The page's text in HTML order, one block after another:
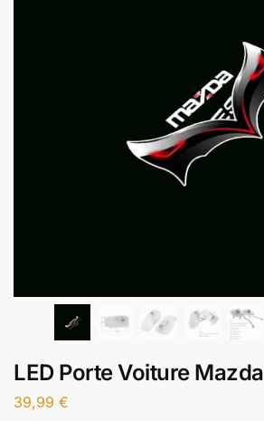
LED Porte Voiture Mazda
39,99 €